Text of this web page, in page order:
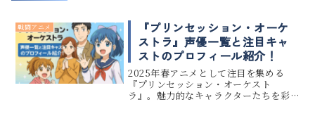
戦闘アニメ
『プリンセッション・オーケ
ストラ』声優一覧と注目キャ
ストのプロフィール紹介！
2025年春アニメとして注目を集める
『プリンセッション・オーケスト
ラ』。魅力的なキャラクターたちを彩